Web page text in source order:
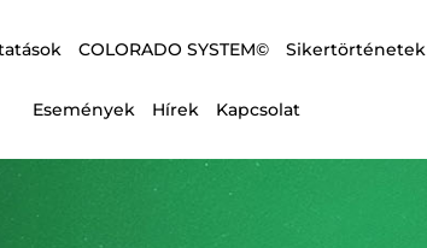
COLORADO SYSTEM© Sikertörténetek
Események Hírek Kapcsolat